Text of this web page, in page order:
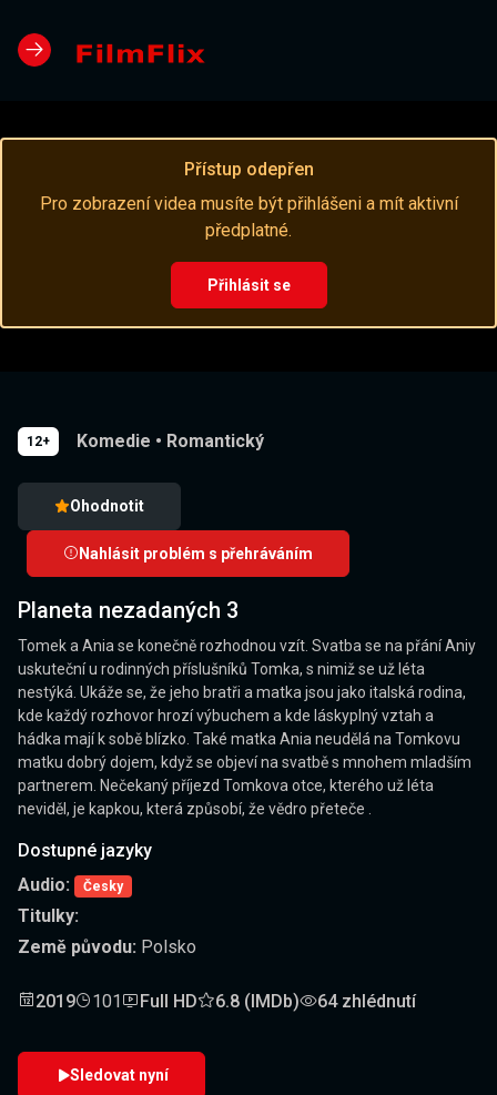
Přístup odepřen
Pro zobrazení videa musíte být přihlášeni a mít aktivní
předplatné.
Přihlásit se
12+ Komedie • Romantický
Ohodnotit
Nahlásit problém s přehráváním
Planeta nezadaných 3
Tomek a Ania se konečně rozhodnou vzít. Svatba se na přání Aniy
uskuteční u rodinných příslušníků Tomka, s nimiž se už léta
nestýká. Ukáže se, že jeho bratři a matka jsou jako italská rodina,
kde každý rozhovor hrozí výbuchem a kde láskyplný vztah a
hádka mají k sobě blízko. Také matka Ania neudělá na Tomkovu
matku dobrý dojem, když se objeví na svatbě s mnohem mladším
partnerem. Nečekaný příjezd Tomkova otce, kterého už léta
neviděl, je kapkou, která způsobí, že vědro přeteče .
Dostupné jazyky
Audio:
Česky
Titulky:
Země původu: Polsko
2019 101 Full HD 6.8 (IMDb) 64 zhlédnutí
Sledovat nyní